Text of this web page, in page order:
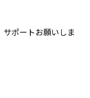
ポートお願いしま